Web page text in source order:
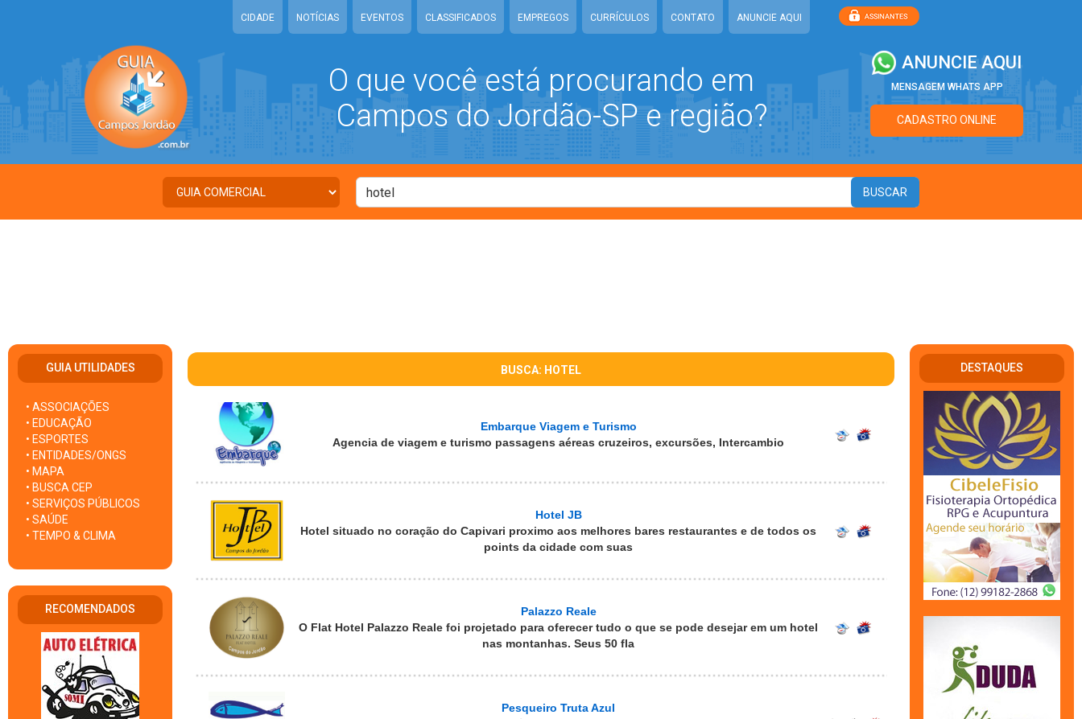
CIDADE NOTÍCIAS EVENTOS CLASSIFICADOS EMPREGOS CURRÍCULOS CONTATO ANUNCIE AQUI
O que você está procurando em
Campos do Jordão-SP e região?
ANUNCIE AQUI
MENSAGEM WHATS APP
CADASTRO ONLINE
GUIA UTILIDADES
• ASSOCIAÇÕES
• EDUCAÇÃO
• ESPORTES
• ENTIDADES/ONGS
• MAPA
• BUSCA CEP
• SERVIÇOS PÚBLICOS
• SAÚDE
• TEMPO & CLIMA
RECOMENDADOS
BUSCA: HOTEL
Embarque Viagem e Turismo
Agencia de viagem e turismo passagens aéreas cruzeiros, excursões, Intercambio
Hotel JB
Hotel situado no coração do Capivari proximo aos melhores bares restaurantes e de todos os
points da cidade com suas
Palazzo Reale
O Flat Hotel Palazzo Reale foi projetado para oferecer tudo o que se pode desejar em um hotel
nas montanhas. Seus 50 fla
Pesqueiro Truta Azul
DESTAQUES